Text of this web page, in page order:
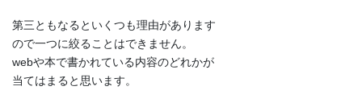
第三ともなるといくつも理由があります
ので一つに絞ることはできません。
webや本で書かれている内容のどれかが
当てはまると思います。